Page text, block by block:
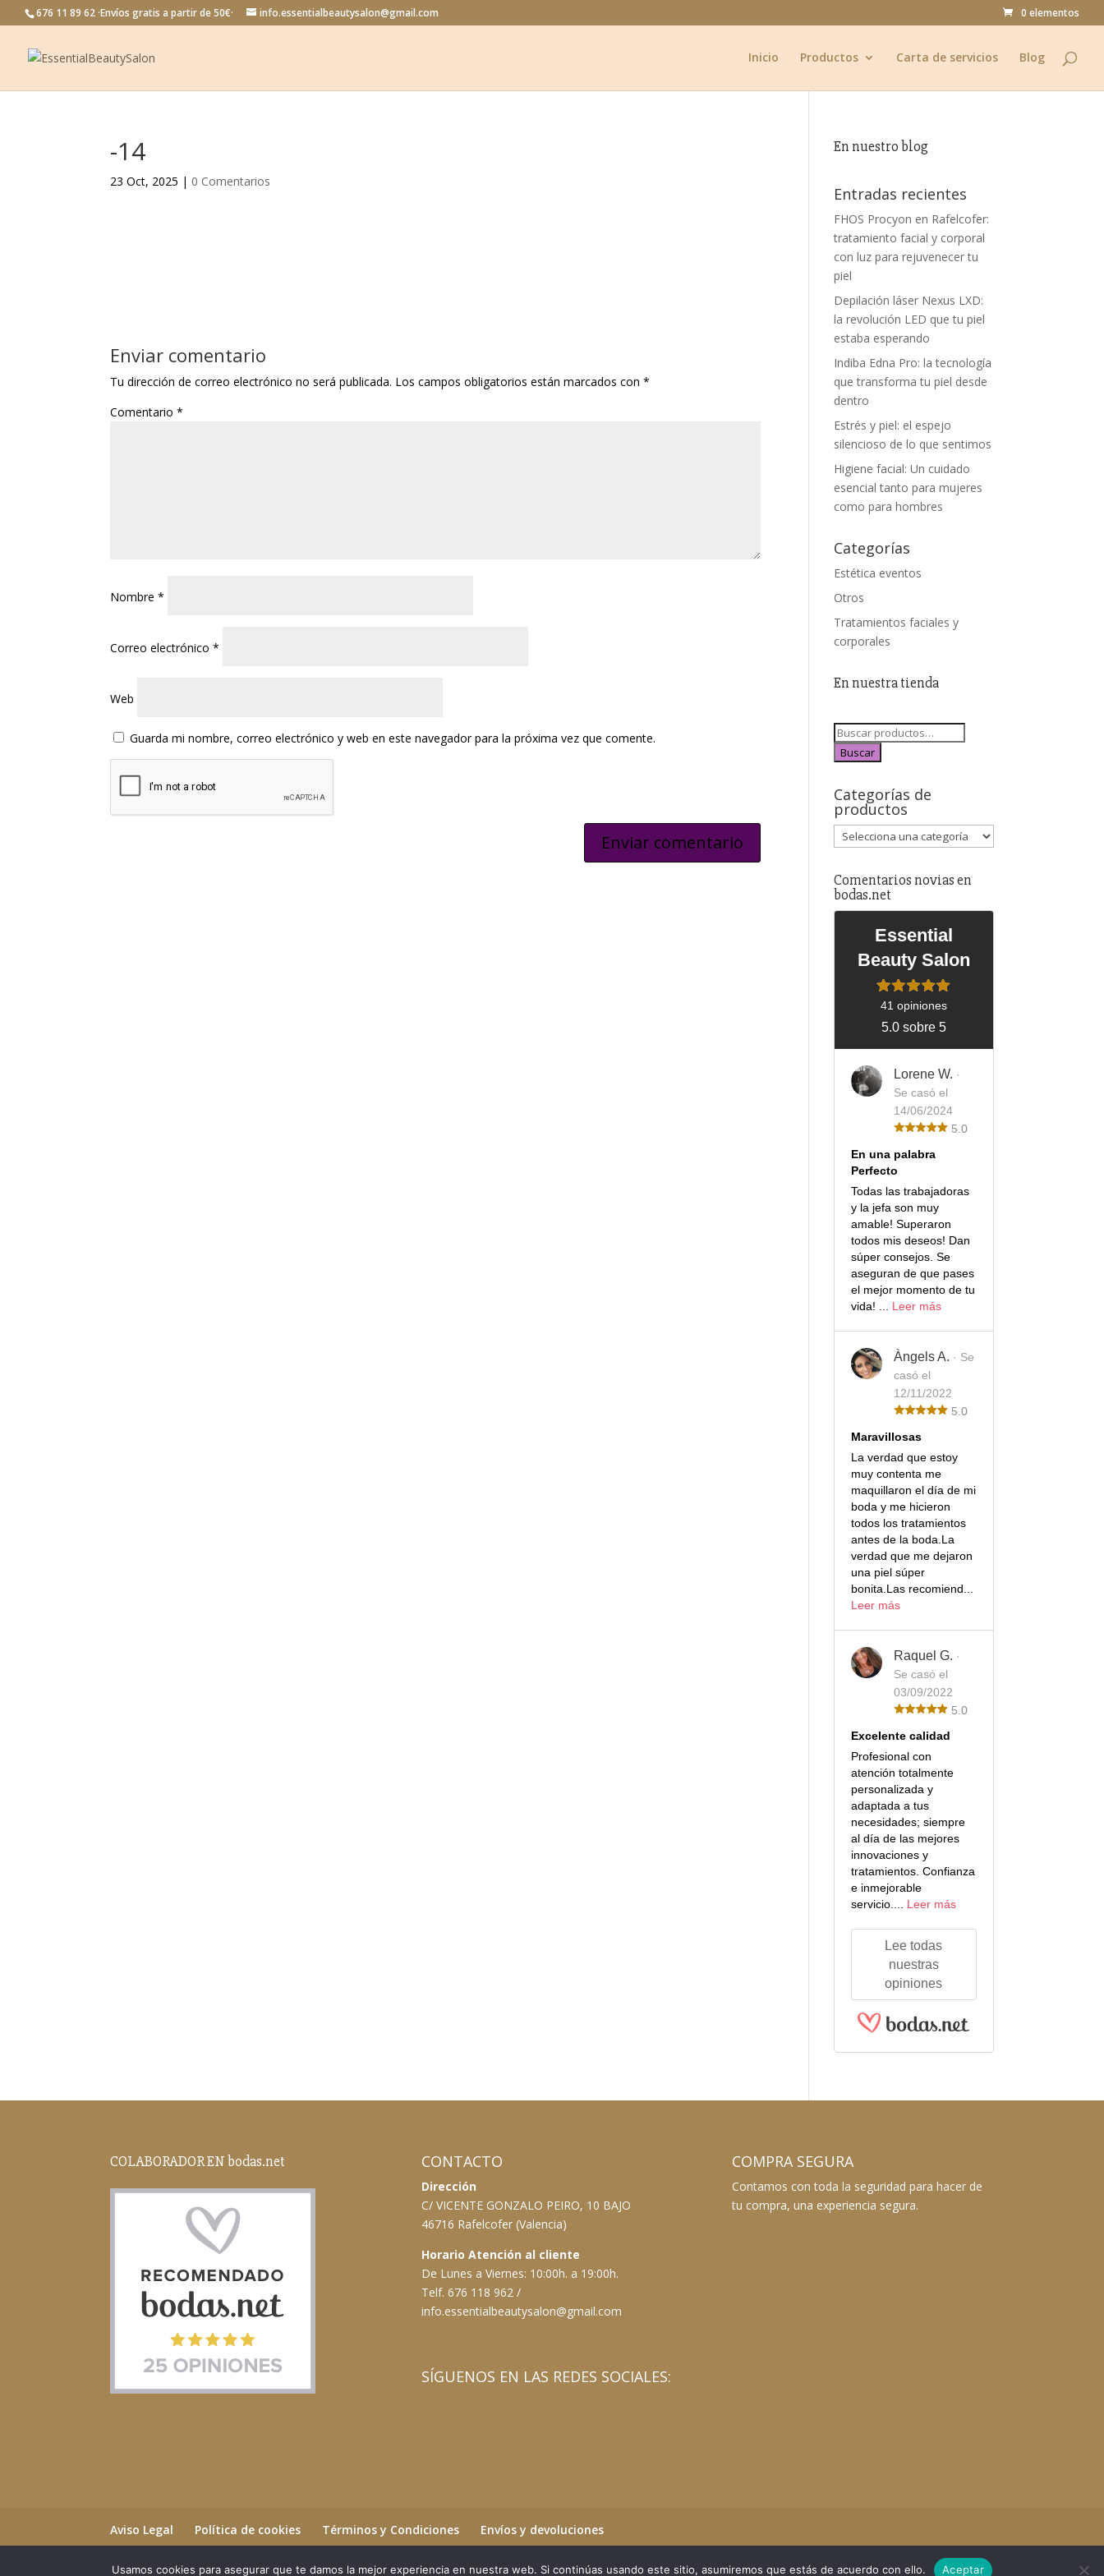
676 11 89 62 ·Envíos gratis a partir de 50€· info.essentialbeautysalon@gmail.com 0 elementos
Inicio Productos Carta de servicios Blog
-14
23 Oct, 2025 | 0 Comentarios
Enviar comentario
Tu dirección de correo electrónico no será publicada. Los campos obligatorios están marcados con*
Comentario*
Nombre*
Correo electrónico*
Web
Guarda mi nombre, correo electrónico y web en este navegador para la próxima vez que comente.
En nuestro blog
Entradas recientes
FHOS Procyon en Rafelcofer:
tratamiento facial y corporal
con luz para rejuvenecer tu
piel
Depilación láser Nexus LXD:
la revolución LED que tu piel
estaba esperando
Indiba Edna Pro: la tecnología
que transforma tu piel desde
dentro
Estrés y piel: el espejo
silencioso de lo que sentimos
Higiene facial: Un cuidado
esencial tanto para mujeres
como para hombres
Categorías
Estética eventos
Otros
Tratamientos faciales y
corporales
En nuestra tienda
Buscar
Categorías de
productos
Comentarios novias en
bodas.net
Essential
Beauty Salon
41 opiniones
5.0 sobre 5
Lorene W. ·
Se casó el
14/06/2024
5.0
En una palabra
Perfecto
Todas las trabajadoras
y la jefa son muy
amable! Superaron
todos mis deseos! Dan
súper consejos. Se
aseguran de que pases
el mejor momento de tu
vida! ... Leer más
Àngels A. · Se
casó el
12/11/2022
5.0
Maravillosas
La verdad que estoy
muy contenta me
maquillaron el día de mi
boda y me hicieron
todos los tratamientos
antes de la boda.La
verdad que me dejaron
una piel súper
bonita.Las recomiend...
Leer más
Raquel G. ·
Se casó el
03/09/2022
5.0
Excelente calidad
Profesional con
atención totalmente
personalizada y
adaptada a tus
necesidades; siempre
al día de las mejores
innovaciones y
tratamientos. Confianza
e inmejorable
servicio.... Leer más
Lee todas
nuestras
opiniones
COLABORADOR EN bodas.net CONTACTO
Dirección
C/ VICENTE GONZALO PEIRO, 10 BAJO
46716 Rafelcofer (Valencia)
Horario Atención al cliente
De Lunes a Viernes: 10:00h. a 19:00h.
Telf. 676 118 962 /
info.essentialbeautysalon@gmail.com
SÍGUENOS EN LAS REDES SOCIALES:
COMPRA SEGURA
Contamos con toda la seguridad para hacer de
tu compra, una experiencia segura.
Aviso Legal Política de cookies Términos y Condiciones Envíos y devoluciones
Usamos cookies para asegurar que te damos la mejor experiencia en nuestra web. Si continúas usando este sitio, asumiremos que estás de acuerdo con ello. Aceptar